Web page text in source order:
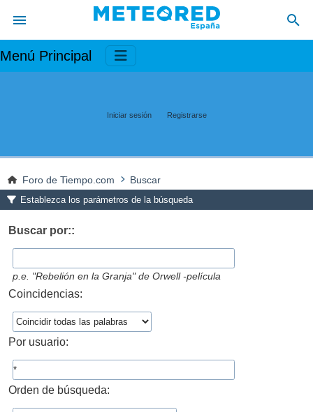
Menú Principal
Iniciar sesión Registrarse
Foro de Tiempo.com Buscar
Establezca los parámetros de la búsqueda
Buscar por::
p.e. "Rebelión en la Granja" de Orwell -película
Coincidencias:
Por usuario:
Orden de búsqueda: